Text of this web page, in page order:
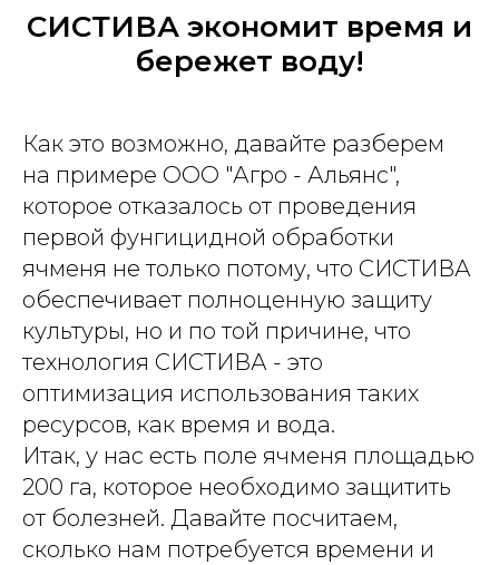
СИСТИВА экономит время и
бережет воду!
Как это возможно, давайте разберем
на примере ООО "Агро - Альянс",
которое отказалось от проведения
первой фунгицидной обработки
ячменя не только потому, что СИСТИВА
обеспечивает полноценную защиту
культуры, но и по той причине, что
технология СИСТИВА - это
оптимизация использования таких
ресурсов, как время и вода.
Итак, у нас есть поле ячменя площадью
200 га, которое необходимо защитить
от болезней. Давайте посчитаем,
сколько нам потребуется времени и